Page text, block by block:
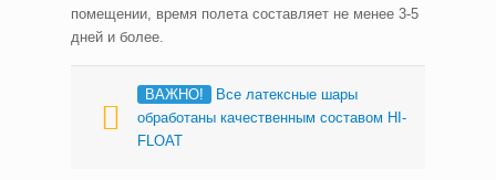
помещении, время полета составляет не менее 3-5
дней и более.
ВАЖНО!
Все латексные шары
обработаны качественным составом HI-
FLOAT